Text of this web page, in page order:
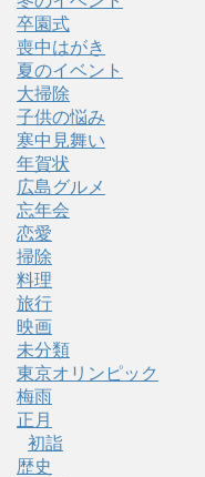
卒園式
喪中はがき
夏のイベント
大掃除
子供の悩み
寒中見舞い
年賀状
広島グルメ
忘年会
恋愛
掃除
料理
旅行
映画
未分類
東京オリンピック
梅雨
正月
初詣
歴史